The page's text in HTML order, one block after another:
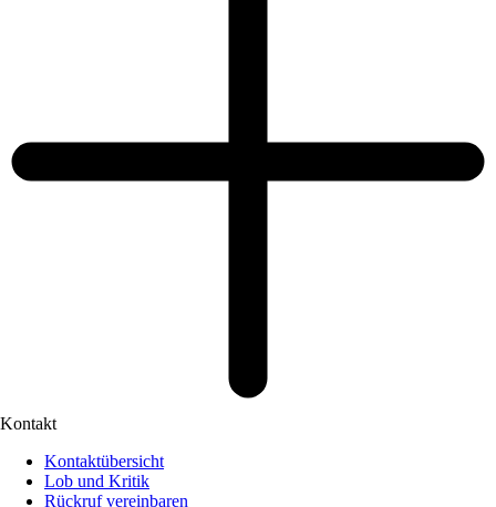
Kontakt
Kontaktübersicht
Lob und Kritik
Rückruf vereinbaren